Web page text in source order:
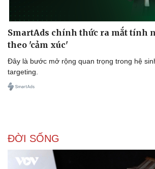
SmartAds chính thức ra mắt tính
theo 'cảm xúc'
Đây là bước mở rộng quan trọng trong hệ
targeting.
ĐỜI SỐNG